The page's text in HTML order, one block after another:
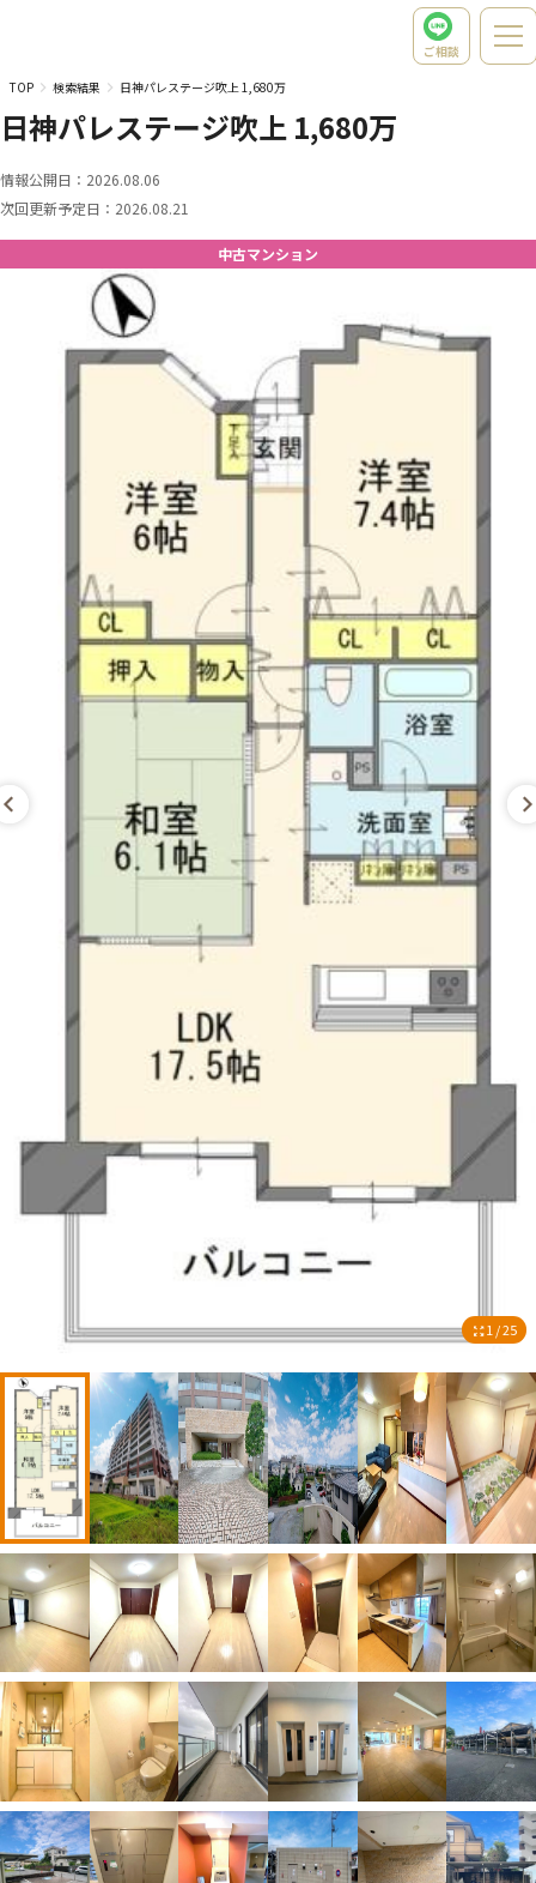
ご相談
TOP
検索結果 日神パレステージ吹上 1,680万
日神パレステージ吹上 1,680万
情報公開日： 2026.08.06
次回更新予定日： 2026.08.21
中古マンション
1 / 25